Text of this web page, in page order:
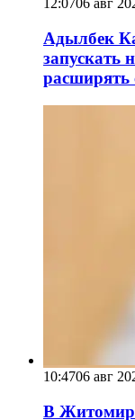
12:0706 авг
Адылбек
запускать
расширять
10:4706 авг
В